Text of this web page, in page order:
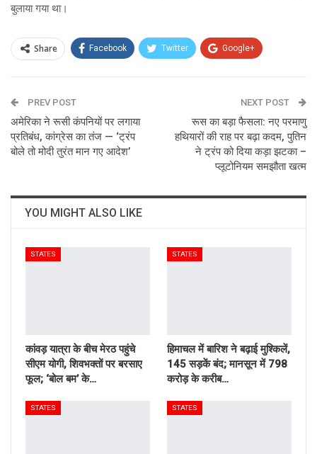
बुलाया गया था।
Share Facebook Twitter Google+
Email
PREV POST
अमेरिका ने रूसी कंपनियों पर लगाया
प्रतिबंध, कांग्रेस का तंज — ‘ट्रंप
बोले तो मोदी तुरंत मान गए आदेश’
NEXT POST
रूस का बड़ा फैसला: नए परमाणु
हथियारों की राह पर बढ़ा कदम, पुतिन
ने ट्रंप को दिया कड़ा झटका –
प्लूटोनियम समझौता खत्म
YOU MIGHT ALSO LIKE
STATES
कांवड़ यात्रा के बीच मेरठ पहुंचे
सीएम योगी, शिवभक्तों पर बरसाए
फूल; ‘बोल बम’ के…
STATES
हिमाचल में बारिश ने बढ़ाई मुश्किलें,
145 सड़कें बंद; मानसून में 798
करोड़ के करीब…
STATES STATES